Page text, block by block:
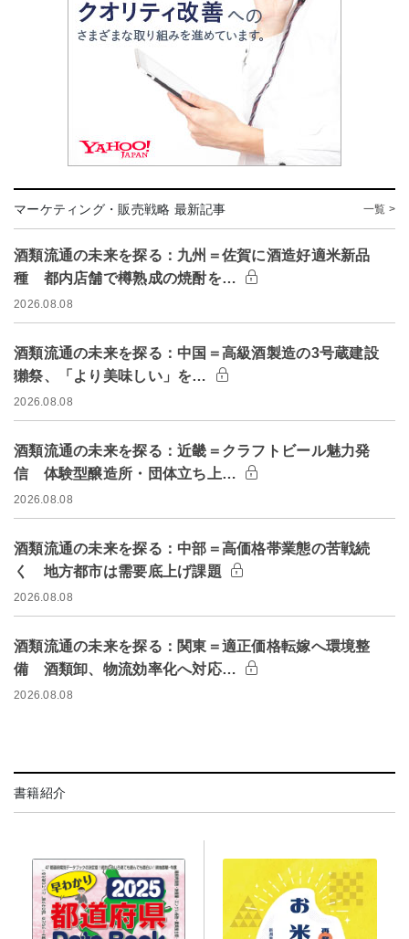
マーケティング・販売戦略 最新記事 一覧 >
酒類流通の未来を探る：九州＝佐賀に酒造好適米新品
種 都内店舗で樽熟成の焼酎を…
2026.08.08
酒類流通の未来を探る：中国＝高級酒製造の3号蔵建設
獺祭、「より美味しい」を…
2026.08.08
酒類流通の未来を探る：近畿＝クラフトビール魅力発
信 体験型醸造所・団体立ち上…
2026.08.08
酒類流通の未来を探る：中部＝高価格帯業態の苦戦続
く 地方都市は需要底上げ課題
2026.08.08
酒類流通の未来を探る：関東＝適正価格転嫁へ環境整
備 酒類卸、物流効率化へ対応…
2026.08.08
書籍紹介